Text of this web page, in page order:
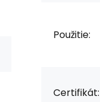
Použitie:
Certifikát: